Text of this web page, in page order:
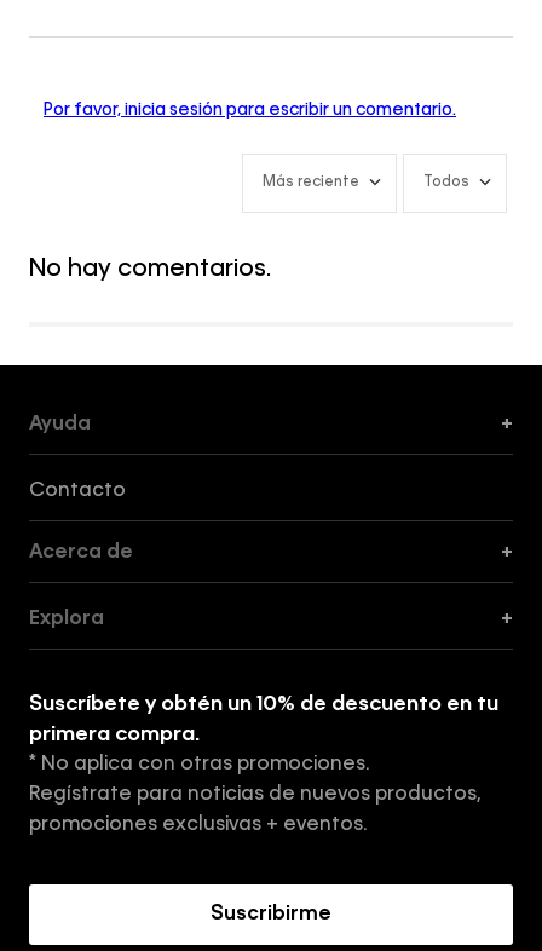
Por favor, inicia sesión para escribir un comentario.
Más reciente Todos
No hay comentarios.
Ayuda +
Contacto
Acerca de +
Tiendas
Aviso de privacidad
Términos y Condiciones
Explora +
Suscríbete y obtén un 10% de descuento en tu
primera compra.
* No aplica con otras promociones.
Regístrate para noticias de nuevos productos,
promociones exclusivas + eventos.
Suscribirme